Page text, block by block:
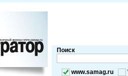
Поиск
www.samag.ru